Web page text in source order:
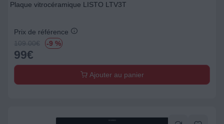
Plaque vitrocéramique LISTO LTV3T
Prix de référence
109.00€ -9 %
99€
Ajouter au panier